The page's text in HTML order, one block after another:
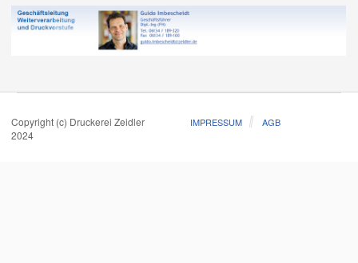
Copyright (c) Druckerei Zeidler
2024
IMPRESSUM AGB